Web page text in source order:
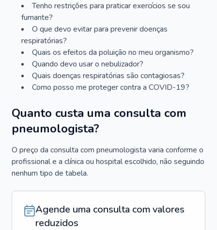
Tenho restrições para praticar exercícios se sou
fumante?
O que devo evitar para prevenir doenças
respiratórias?
Quais os efeitos da poluição no meu organismo?
Quando devo usar o nebulizador?
Quais doenças respiratórias são contagiosas?
Como posso me proteger contra a COVID-19?
Quanto custa uma consulta com
pneumologista?
O preço da consulta com pneumologista varia conforme o
profissional e a clínica ou hospital escolhido, não seguindo
nenhum tipo de tabela.
Agende uma consulta com valores
reduzidos